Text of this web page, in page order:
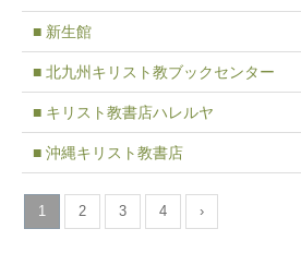
■ 新生館
■ 北九州キリスト教ブックセンター
■ キリスト教書店ハレルヤ
■ 沖縄キリスト教書店
1 2 3 4 ›